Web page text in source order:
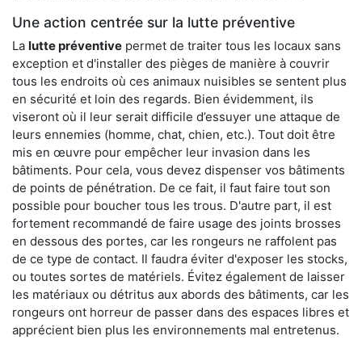
Une action centrée sur la lutte préventive
La lutte préventive permet de traiter tous les locaux sans
exception et d'installer des pièges de manière à couvrir
tous les endroits où ces animaux nuisibles se sentent plus
en sécurité et loin des regards. Bien évidemment, ils
viseront où il leur serait difficile d’essuyer une attaque de
leurs ennemies (homme, chat, chien, etc.). Tout doit être
mis en œuvre pour empêcher leur invasion dans les
bâtiments. Pour cela, vous devez dispenser vos bâtiments
de points de pénétration. De ce fait, il faut faire tout son
possible pour boucher tous les trous. D'autre part, il est
fortement recommandé de faire usage des joints brosses
en dessous des portes, car les rongeurs ne raffolent pas
de ce type de contact. Il faudra éviter d'exposer les stocks,
ou toutes sortes de matériels. Évitez également de laisser
les matériaux ou détritus aux abords des bâtiments, car les
rongeurs ont horreur de passer dans des espaces libres et
apprécient bien plus les environnements mal entretenus.